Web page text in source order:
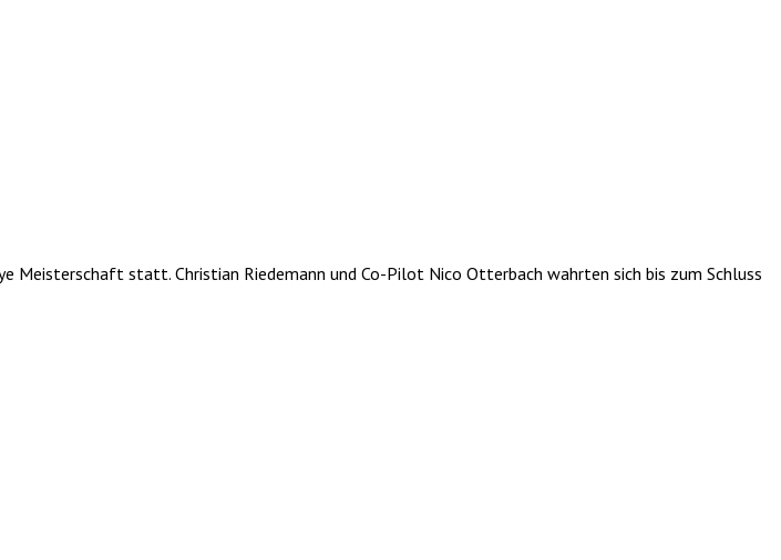
Meisterschaft statt. Christian Riedemann und Co-Pilot Nico Otterbach wahrten sich bis zum Schluss